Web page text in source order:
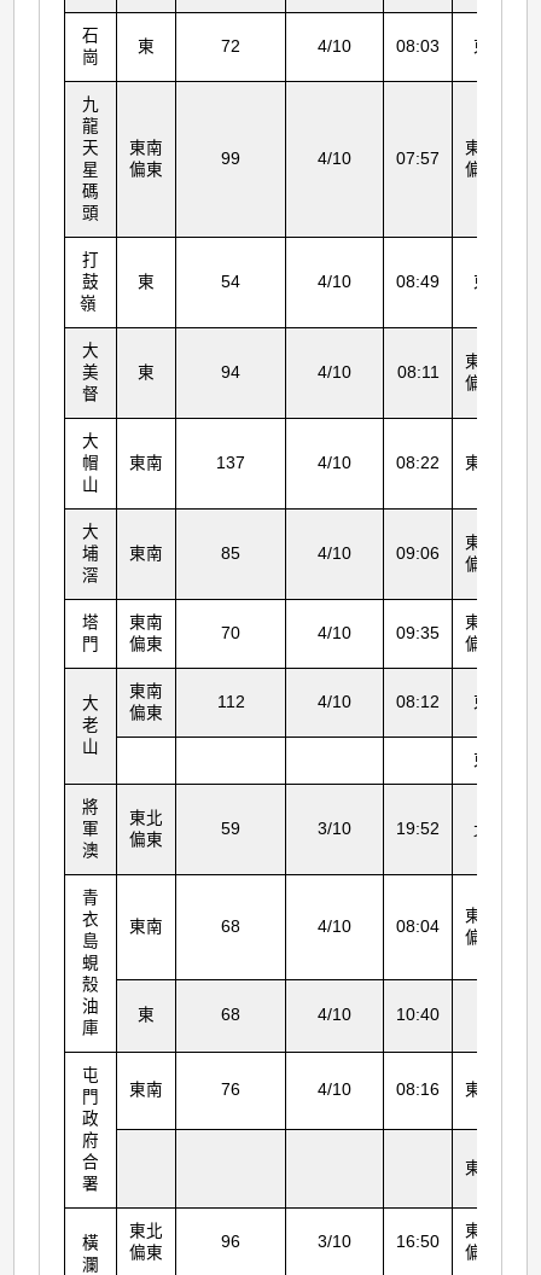
石
崗
東 72 4/10 08:03 東
九
龍
天
星
碼
頭
東南
偏東
99 4/10 07:57
東南
偏東
打
鼓
嶺
東 54 4/10 08:49 東
大
美
督
東 94 4/10 08:11
東南
偏東
大
帽
山
東南 137 4/10 08:22 東南
大
埔
滘
東南 85 4/10 09:06
東南
偏東
塔
門
東南
偏東
70 4/10 09:35
東南
偏東
大
老
山
東南
偏東
112 4/10 08:12 東
東
將
軍
澳
東北
偏東
59 3/10 19:52 北
青
衣
島
蜆
殼
油
庫
東南 68 4/10 08:04
東南
偏東
東 68 4/10 10:40
屯
門
政
府
合
署
東南 76 4/10 08:16 東南
東南
橫
瀾
東北
偏東
96 3/10 16:50
東北
偏東